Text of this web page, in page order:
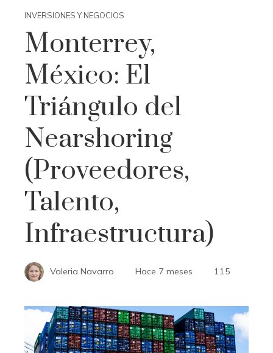
INVERSIONES Y NEGOCIOS
Monterrey,
México: El
Triángulo del
Nearshoring
(Proveedores,
Talento,
Infraestructura)
Valeria Navarro Hace 7 meses 115